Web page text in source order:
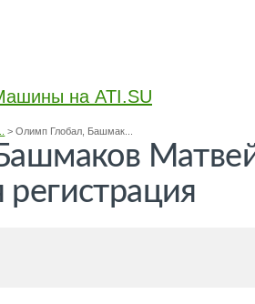
на ATI.SU
>Олимп Глобал, Башмак...
регистрация